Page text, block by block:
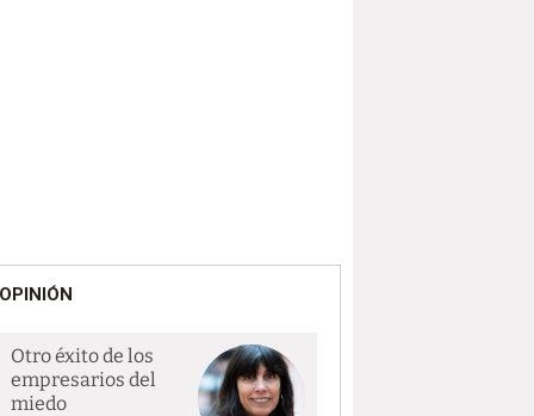
OPINIÓN
Otro éxito de los
empresarios del
miedo